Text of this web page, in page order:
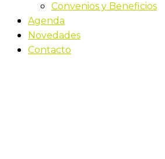
Convenios y Beneficios
Agenda
Novedades
Contacto